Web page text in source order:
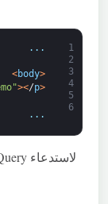
1
2
3
4
5
6
.
.
.
<
body
>
<
></p
.
.
.
لاستدعاء jQuery، يتعين علينا استخدام رمز